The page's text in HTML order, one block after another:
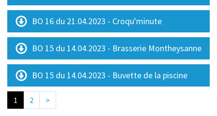
BO 16 du 21.04.2023 - Croqu'minute
BO 15 du 14.04.2023 - Brasserie Montheysanne
BO 15 du 14.04.2023 - Buvette de la piscine
1 2 >